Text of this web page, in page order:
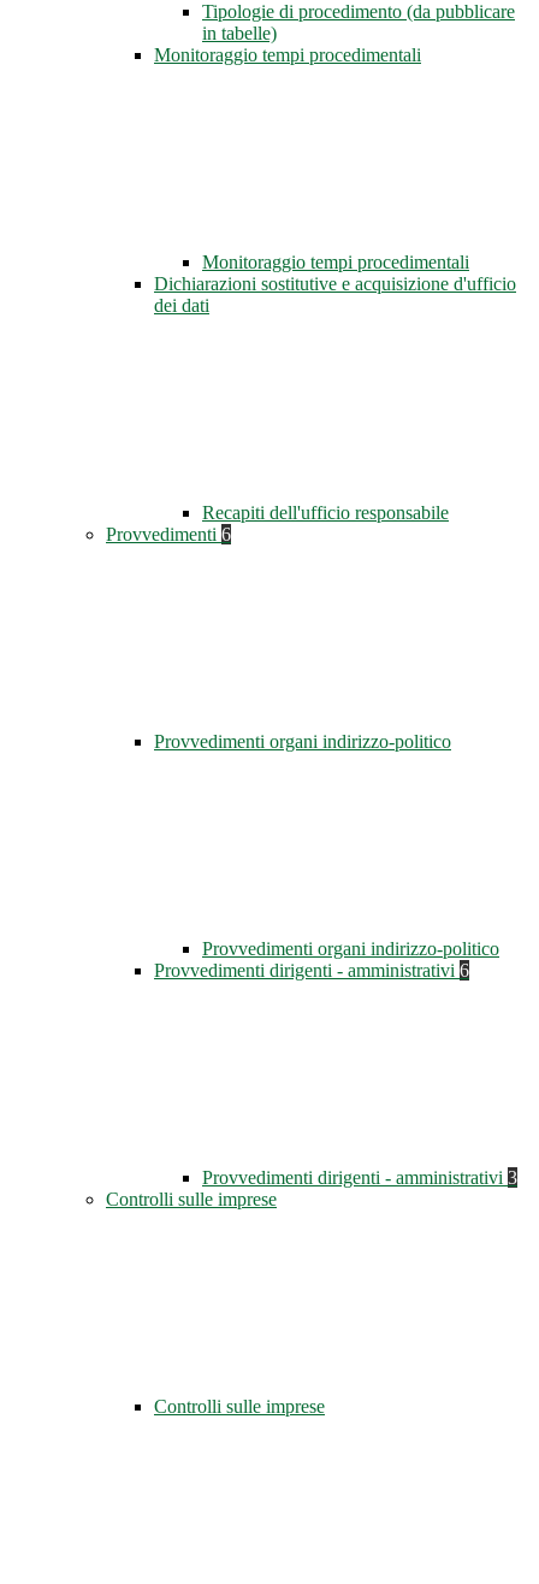
Tipologie di procedimento (da pubblicare
in tabelle)
Monitoraggio tempi procedimentali
Monitoraggio tempi procedimentali
Dichiarazioni sostitutive e acquisizione d'ufficio
dei dati
Recapiti dell'ufficio responsabile
Provvedimenti 6
Provvedimenti organi indirizzo-politico
Provvedimenti organi indirizzo-politico
Provvedimenti dirigenti - amministrativi 6
Provvedimenti dirigenti - amministrativi 3
Controlli sulle imprese
Controlli sulle imprese